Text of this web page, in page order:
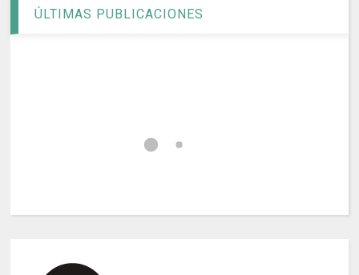
ÚLTIMAS PUBLICACIONES